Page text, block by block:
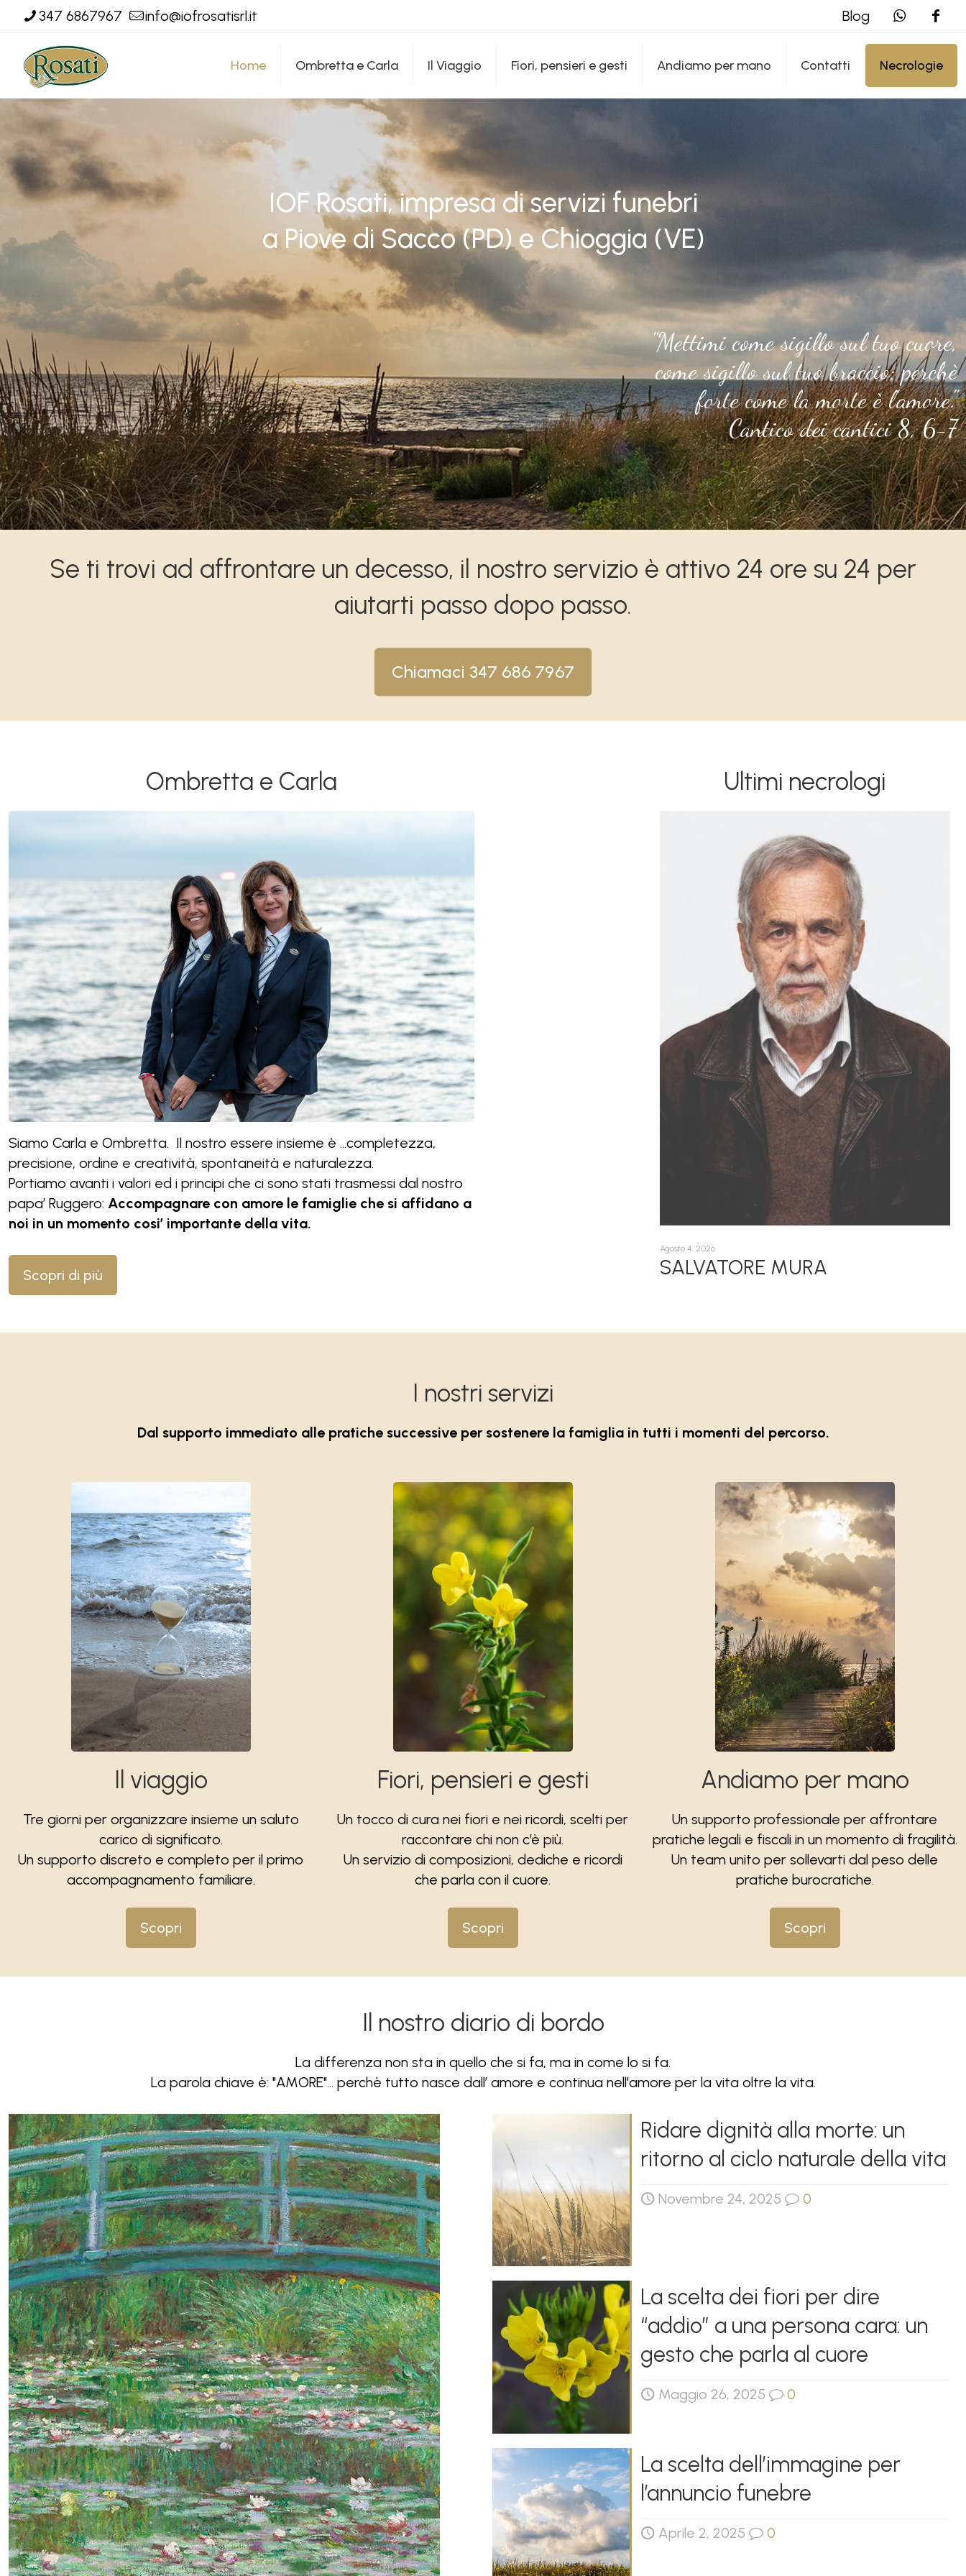
347 6867967 info@iofrosatisrl.it Blog
Home Ombretta e Carla Il Viaggio Fiori, pensieri e gesti Andiamo per mano Contatti Necrologie
IOF Rosati, impresa di servizi funebri
a Piove di Sacco (PD) e Chioggia (VE)
"Mettimi come sigillo sul tuo cuore,
come sigillo sul tuo braccio; perchè
forte come la morte è l'amore."
Cantico dei cantici 8, 6-7
Se ti trovi ad affrontare un decesso, il nostro servizio è attivo 24 ore su 24 per
aiutarti passo dopo passo.
Chiamaci 347 686 7967
Ombretta e Carla
Siamo Carla e Ombretta. Il nostro essere insieme è ...completezza,
precisione, ordine e creatività, spontaneità e naturalezza.
Portiamo avanti i valori ed i principi che ci sono stati trasmessi dal nostro
papa’ Ruggero: Accompagnare con amore le famiglie che si affidano a
noi in un momento cosi’ importante della vita.
Scopri di più
Ultimi necrologi
Agosto 4, 2026
SALVATORE MURA
I nostri servizi
Dal supporto immediato alle pratiche successive per sostenere la famiglia in tutti i momenti del percorso.
Il viaggio
Tre giorni per organizzare insieme un saluto
carico di significato.
Un supporto discreto e completo per il primo
accompagnamento familiare.
Scopri
Fiori, pensieri e gesti
Un tocco di cura nei fiori e nei ricordi, scelti per
raccontare chi non c’è più.
Un servizio di composizioni, dediche e ricordi
che parla con il cuore.
Scopri
Andiamo per mano
Un supporto professionale per affrontare
pratiche legali e fiscali in un momento di fragilità.
Un team unito per sollevarti dal peso delle
pratiche burocratiche.
Scopri
Il nostro diario di bordo
La differenza non sta in quello che si fa, ma in come lo si fa.
La parola chiave è: "AMORE"... perchè tutto nasce dall’ amore e continua nell'amore per la vita oltre la vita.
Ridare dignità alla morte: un
ritorno al ciclo naturale della vita
Novembre 24, 2025 0
La scelta dei fiori per dire
“addio” a una persona cara: un
gesto che parla al cuore
Maggio 26, 2025 0
La scelta dell’immagine per
l’annuncio funebre
Aprile 2, 2025 0